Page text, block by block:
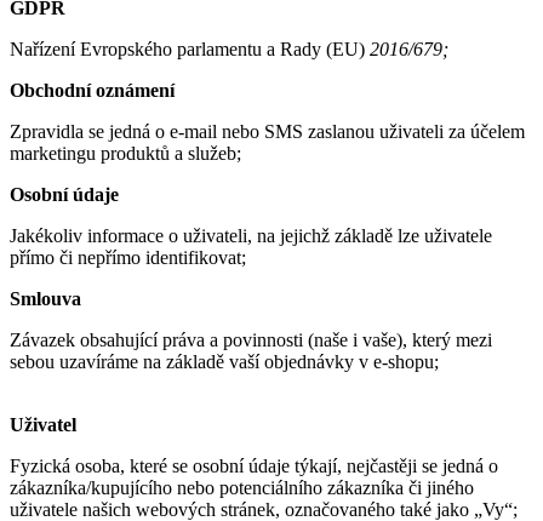
GDPR
Nařízení Evropského parlamentu a Rady (EU) 2016/679;
Obchodní oznámení
Zpravidla se jedná o e-mail nebo SMS zaslanou uživateli za účelem
marketingu produktů a služeb;
Osobní údaje
Jakékoliv informace o uživateli, na jejichž základě lze uživatele
přímo či nepřímo identifikovat;
Smlouva
Závazek obsahující práva a povinnosti (naše i vaše), který mezi
sebou uzavíráme na základě vaší objednávky v e-shopu;
Uživatel
Fyzická osoba, které se osobní údaje týkají, nejčastěji se jedná o
zákazníka/kupujícího nebo potenciálního zákazníka či jiného
uživatele našich webových stránek, označovaného také jako „Vy“;